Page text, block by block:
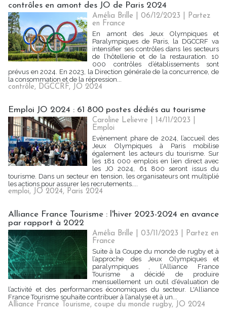
contrôles en amont des JO de Paris 2024
Amélia Brille | 06/12/2023
Partez
en France
En amont des Jeux Olympiques et
Paralympiques de Paris, la DGCCRF va
intensifier ses contrôles dans les secteurs
de l’hôtellerie et de la restauration. 10
000 contrôles d’établissements sont
prévus en 2024. En 2023, la Direction générale de la concurrence, de
la consommation et de la répression...
contrôle, DGCCRF, JO 2024
Emploi JO 2024 : 61 800 postes dédiés au tourisme
Caroline Lelievre | 14/11/2023
Emploi
Evènement phare de 2024, l’accueil des
Jeux Olympiques à Paris mobilise
également les acteurs du tourisme. Sur
les 181 000 emplois en lien direct avec
les JO 2024, 61 800 seront issus du
tourisme. Dans un secteur en tension, les organisateurs ont multiplié
les actions pour assurer les recrutements....
emploi, JO 2024, Paris 2024
Alliance France Tourisme : l'hiver 2023-2024 en avance
par rapport à 2022
Amélia Brille | 03/11/2023
Partez en
France
Suite à la Coupe du monde de rugby et à
l’approche des Jeux Olympiques et
paralympiques , l’Alliance France
Tourisme a décidé de produire
mensuellement un outil d’évaluation de
l’activité et des performances économiques du secteur. L'Alliance
France Tourisme souhaite contribuer à l’analyse et à un...
Alliance France Tourisme, coupe du monde rugby, JO 2024